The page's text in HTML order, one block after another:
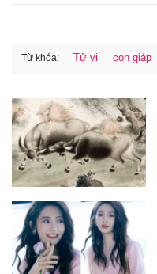
Từ khóa: Tử vi con giáp